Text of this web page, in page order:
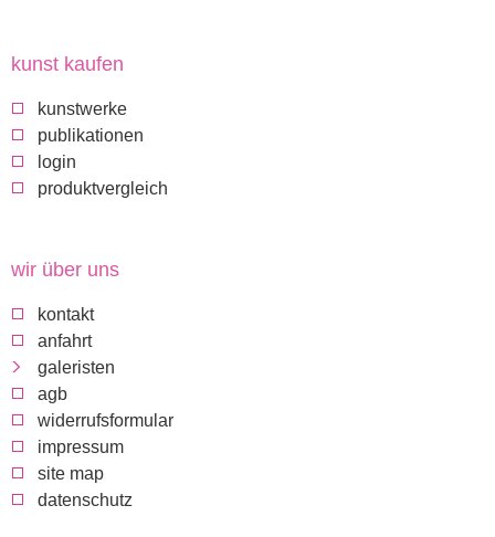
i
c
k
u
f
d
i
e
kunst kaufen
kunstwerke
publikationen
login
produktvergleich
wir über uns
kontakt
anfahrt
galeristen
agb
widerrufsformular
impressum
site map
datenschutz